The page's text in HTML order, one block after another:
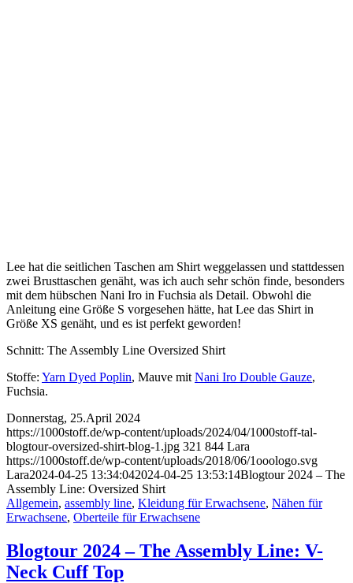
Lee hat die seitlichen Taschen am Shirt weggelassen und stattdessen
zwei Brusttaschen genäht, was ich auch sehr schön finde, besonders
mit dem hübschen Nani Iro in Fuchsia als Detail. Obwohl die
Anleitung eine Größe S vorgesehen hätte, hat Lee das Shirt in
Größe XS genäht, und es ist perfekt geworden!
Schnitt: The Assembly Line Oversized Shirt
Stoffe: Yarn Dyed Poplin, Mauve mit Nani Iro Double Gauze,
Fuchsia.
Donnerstag, 25.April 2024
https://1000stoff.de/wp-content/uploads/2024/04/1000stoff-tal-
blogtour-oversized-shirt-blog-1.jpg 321 844 Lara
https://1000stoff.de/wp-content/uploads/2018/06/1ooologo.svg
Lara2024-04-25 13:34:042024-04-25 13:53:14Blogtour 2024 – The
Assembly Line: Oversized Shirt
Allgemein, assembly line, Kleidung für Erwachsene, Nähen für
Erwachsene, Oberteile für Erwachsene
Blogtour 2024 – The Assembly Line: V-
Neck Cuff Top